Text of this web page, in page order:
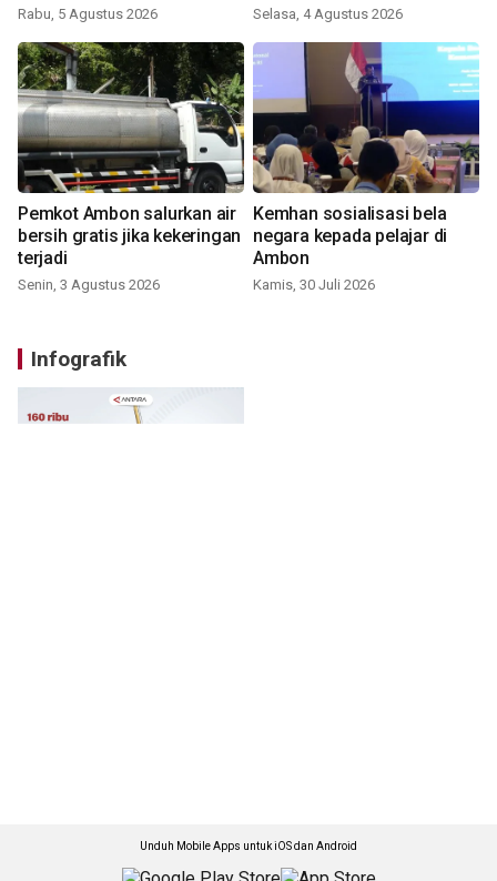
Rabu, 5 Agustus 2026 Selasa, 4 Agustus 2026
Pemkot Ambon salurkan air
bersih gratis jika kekeringan
terjadi
Senin, 3 Agustus 2026
Kemhan sosialisasi bela
negara kepada pelajar di
Ambon
Kamis, 30 Juli 2026
Infografik
Unduh Mobile Apps untuk iOS dan Android